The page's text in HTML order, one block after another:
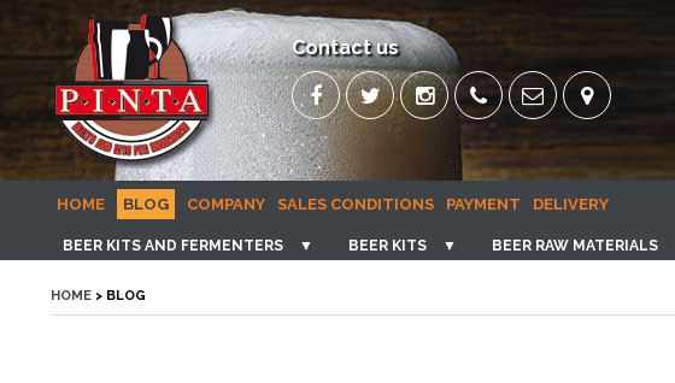
Contact us
HOME BLOG COMPANY SALES CONDITIONS PAYMENT DELIVERY
BEER KITS AND FERMENTERS ▼ BEER KITS ▼ BEER RAW MATERIALS
HOME > BLOG